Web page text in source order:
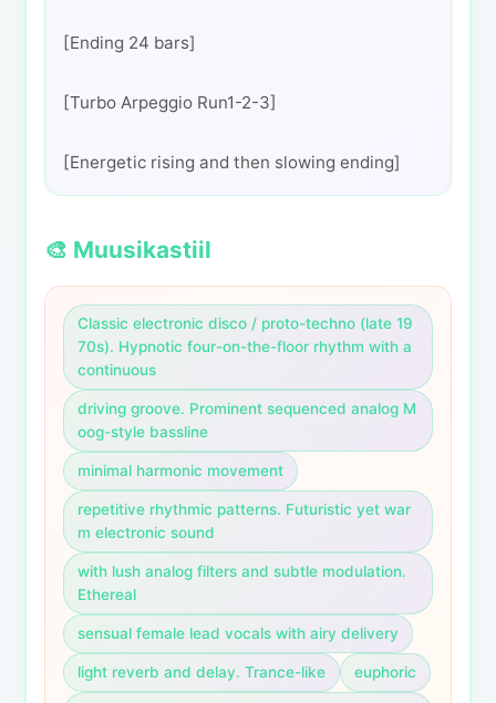
[Ending 24 bars]
[Turbo Arpeggio Run1-2-3]
[Energetic rising and then slowing ending]
🎨 Muusikastiil
Classic electronic disco / proto-techno (late 19
70s). Hypnotic four-on-the-floor rhythm with a
continuous
driving groove. Prominent sequenced analog M
oog-style bassline
minimal harmonic movement
repetitive rhythmic patterns. Futuristic yet war
m electronic sound
with lush analog filters and subtle modulation.
Ethereal
sensual female lead vocals with airy delivery
light reverb and delay. Trance-like euphoric